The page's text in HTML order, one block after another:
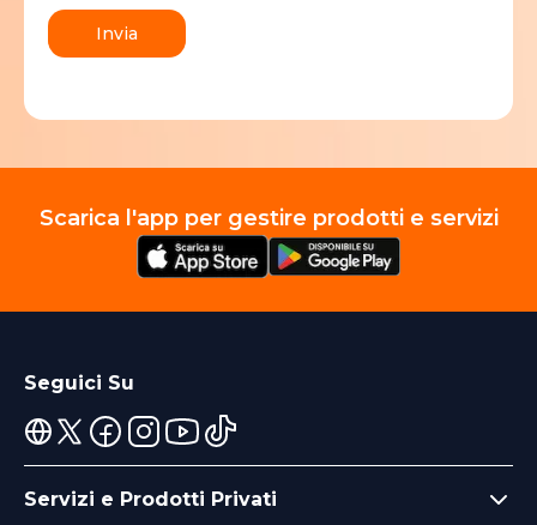
Invia
Scarica l'app per gestire prodotti e servizi
Seguici Su
Servizi e Prodotti Privati